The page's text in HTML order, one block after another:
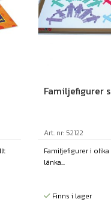
Familjefigurer
Art. nr: 52122
Familjefigurer i olika
länka...
Finns i lager